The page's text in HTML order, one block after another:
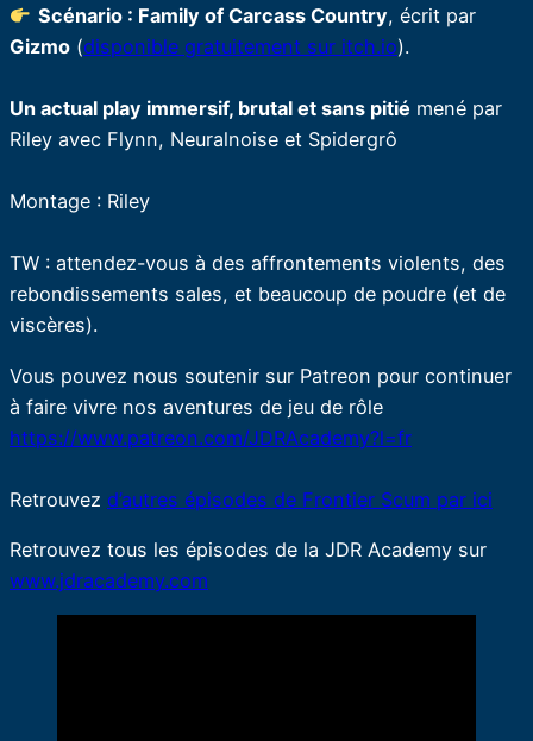
Scénario : Family of Carcass Country, écrit par
Gizmo (disponible gratuitement sur itch.io).
Un actual play immersif, brutal et sans pitié mené par
Riley avec Flynn, Neuralnoise et Spidergrô
Montage : Riley
TW : attendez-vous à des affrontements violents, des
rebondissements sales, et beaucoup de poudre (et de
viscères).
Vous pouvez nous soutenir sur Patreon pour continuer
à faire vivre nos aventures de jeu de rôle
https://www.patreon.com/JDRAcademy?l=fr
Retrouvez d’autres épisodes de Frontier Scum par ici
Retrouvez tous les épisodes de la JDR Academy sur
www.jdracademy.com